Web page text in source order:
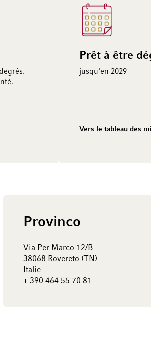
Prêt à être
jusqu'en 2029
Vers le tableau des
Provinco
Via Per Marco 12/B
38068 Rovereto (TN)
Italie
+ 390 464 55 70 81